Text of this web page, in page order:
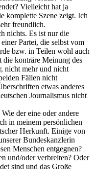
Vielleicht hat ja
komplette Szene zeigt. Ich
freundlich.
nichts. Es ist nur die
Partei, die selbst vom
bzw. in Teilen wohl auch
konträre Meinung des
nicht mehr und nicht
Fällen nicht
etwas anderes
Journalismus nicht
der eine oder andere
in meinem persönlichen
Herkunft. Einige von
Bundeskanzlerin
Menschen entgegnen?
und/oder verbreiten? Oder
sind und das Große